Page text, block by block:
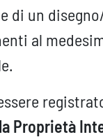
di un
al
registrato
Proprietà